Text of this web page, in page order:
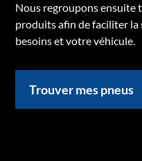
Nous regroupons ensuite
produits afin de faciliter
besoins et votre véhicule.
Trouver mes pneus